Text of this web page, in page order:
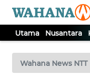
Utama Nusantara
Wahana News NTT
TV
Tutup